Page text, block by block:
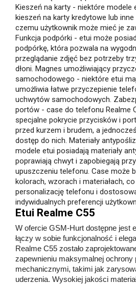
Kieszeń na karty - niektóre modele
kieszeń na karty kredytowe lub
czemu użytkownik może mieć je
Funkcja podpórki - etui może
podpórkę, która pozwala na
przeglądanie zdjęć bez potrzeby
dłoni. Magnes umożliwiający
samochodowego - niektóre etui
umożliwia łatwe przyczepienie
uchwytów samochodowych.
portów - case do telefonu Realme
specjalne pokrycie przycisków i
przed kurzem i brudem, a
dostęp do nich. Materiały
modele etui posiadają materiały
poprawiają chwyt i zapobiegają
upuszczeniu telefonu. Case może
kolorach, wzorach i materiałach,
personalizację telefonu i
indywidualnych preferencji
Etui Realme C55
W ofercie GSM-Hurt dostępne jest
łączy w sobie funkcjonalność i
Realme C55 zostało
zapewnieniu maksymalnej
mechanicznymi, takimi jak
uderzenia. Wysokiej jakości